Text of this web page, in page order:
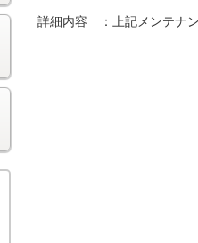
詳細内容　：上記メンテナ